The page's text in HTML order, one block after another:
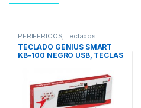
PERIFÉRICOS,Teclados
TECLADO GENIUS SMART
KB-100 NEGRO USB, TECLAS